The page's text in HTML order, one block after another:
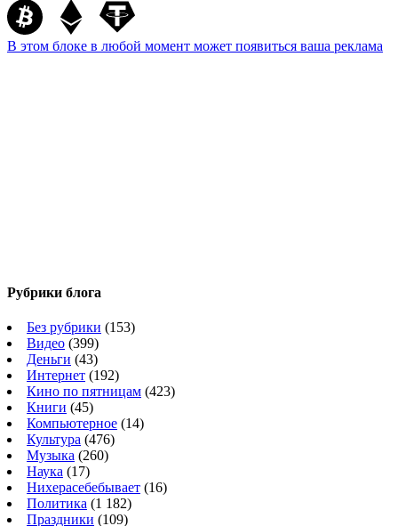
В этом блоке в любой момент может появиться ваша реклама
Рубрики блога
Без рубрики (153)
Видео (399)
Деньги (43)
Интернет (192)
Кино по пятницам (423)
Книги (45)
Компьютерное (14)
Культура (476)
Музыка (260)
Наука (17)
Нихерасебебывает (16)
Политика (1 182)
Праздники (109)